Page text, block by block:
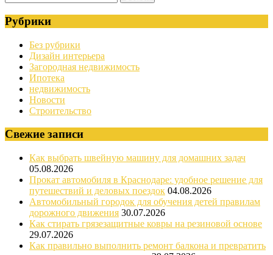
Рубрики
Без рубрики
Дизайн интерьера
Загородная недвижимость
Ипотека
недвижимость
Новости
Строительство
Свежие записи
Как выбрать швейную машину для домашних задач
05.08.2026
Прокат автомобиля в Краснодаре: удобное решение для
путешествий и деловых поездок 04.08.2026
Автомобильный городок для обучения детей правилам
дорожного движения 30.07.2026
Как стирать грязезащитные ковры на резиновой основе
29.07.2026
Как правильно выполнить ремонт балкона и превратить